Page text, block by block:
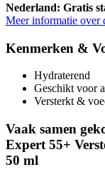
Nederland: Gratis
Meer informatie over
Kenmerken &
Hydraterend
Geschikt voor
Versterkt &
Vaak samen
Expert 55+
50 ml